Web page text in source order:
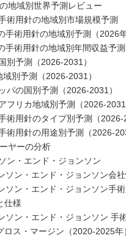
地域別世界予測レビュー
術用針の地域別市場規模予測
手術用針の地域別予測（2026
手術用針の地域別年間収益予測
別予測（2026-2031）
域別予測（2026-2031）
パの国別予測（2026-2031）
フリカ地域別予測（2026-2031
術用針のタイプ別予測（2026-
術用針の用途別予測（2026-
ヤーの分析
ン・エンド・ジョンソン
ソン・エンド・ジョンソン会
ソン・エンド・ジョンソン手
仕様
ソン・エンド・ジョンソン 手
ロス・マージン（2020-2025年